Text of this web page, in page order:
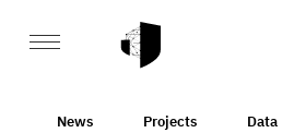
News Projects Data